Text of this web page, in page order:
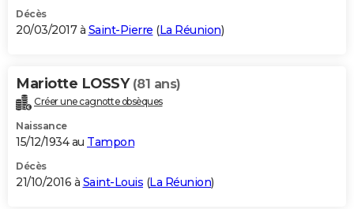
Décès
20/03/2017 à Saint-Pierre (La Réunion)
Mariotte LOSSY (81 ans)
Créer une cagnotte obsèques
Naissance
15/12/1934 au Tampon
Décès
21/10/2016 à Saint-Louis (La Réunion)